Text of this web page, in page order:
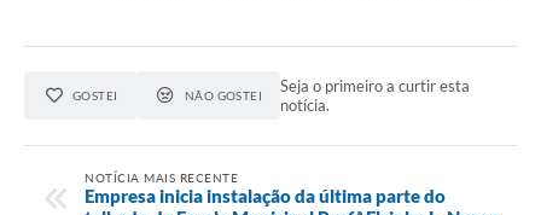
GOSTEI NÃO GOSTEI
Seja o primeiro a curtir esta
notícia.
NOTÍCIA MAIS RECENTE
Empresa inicia instalação da última parte do